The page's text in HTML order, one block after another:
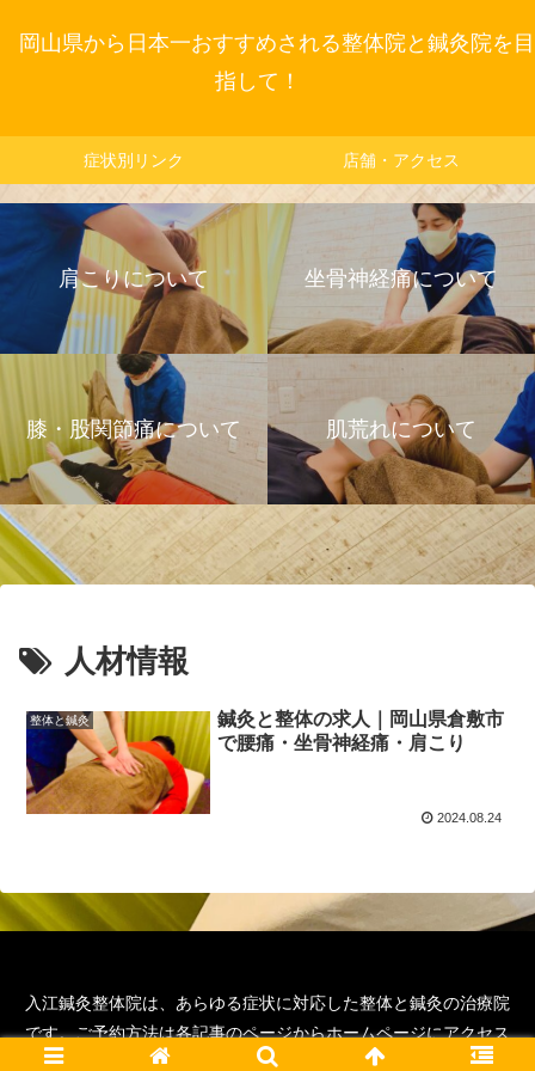
岡山県から日本一おすすめされる整体院と鍼灸院を目
指して！
症状別リンク 店舗・アクセス
肩こりについて 坐骨神経痛について
膝・股関節痛について 肌荒れについて
人材情報
整体と鍼灸
鍼灸と整体の求人｜岡山県倉敷市
で腰痛・坐骨神経痛・肩こり
2024.08.24
入江鍼灸整体院は、あらゆる症状に対応した整体と鍼灸の治療院
です。ご予約方法は各記事のページからホームページにアクセス
いただくと詳細が確認可能です。